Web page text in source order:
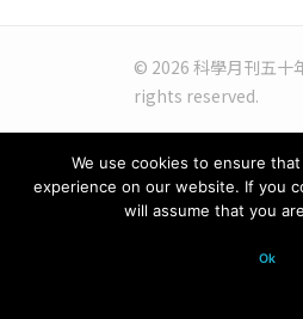
© 2026 科學月刊五十
rights reserved.
We use cookies to ensure
experience on our website. If you
will assume that you
Ok